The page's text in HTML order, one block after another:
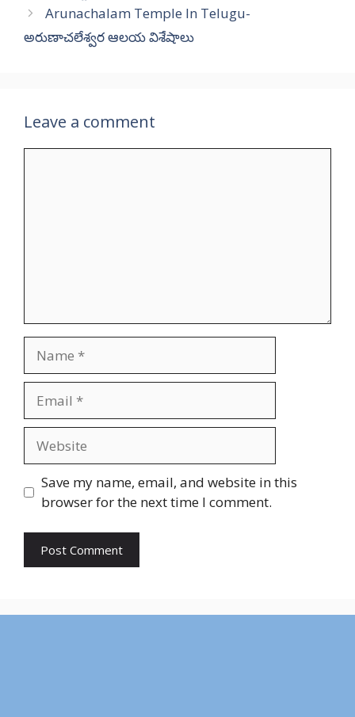
Arunachalam Temple In Telugu-
అరుణాచలేశ్వర ఆలయ విశేషాలు
Leave a comment
Save my name, email, and website in this
browser for the next time I comment.